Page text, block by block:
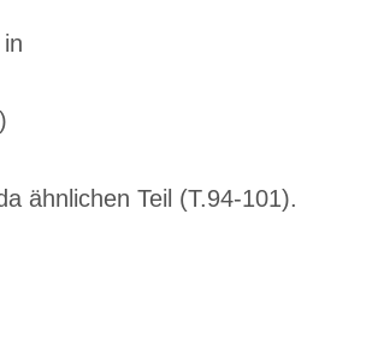
ähnlichen Teil (T.94-101).